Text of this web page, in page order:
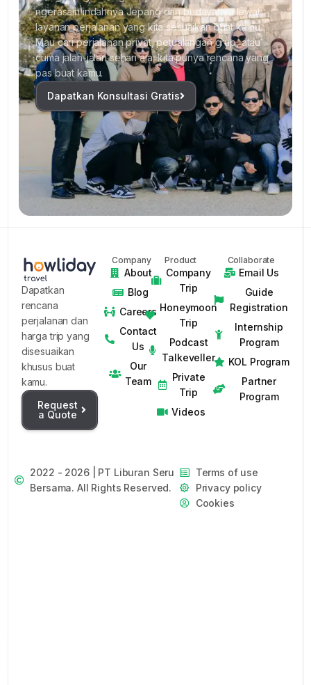
ngerasain indahnya Jepang dan budayanya lewat
layanan perjalanan yang kita sesuaikan buat kamu.
Mau cari perjalanan privat, petualangan grup, atau
cuma jalan-jalan sehari aja, kita punya rencana yang
pas buat kamu.
Dapatkan Konsultasi Gratis
Dapatkan
rencana
perjalanan dan
harga trip yang
disesuaikan
khusus buat
kamu.
Request
a Quote
Company
About
Blog
Careers
Contact
Us
Our
Team
Product
Company
Trip
Honeymoon
Trip
Podcast
Talkeveller
Private
Trip
Videos
Collaborate
Email Us
Guide
Registration
Internship
Program
KOL Program
Partner
Program
2022 - 2026 | PT Liburan Seru
Bersama. All Rights Reserved.
Terms of use
Privacy policy
Cookies